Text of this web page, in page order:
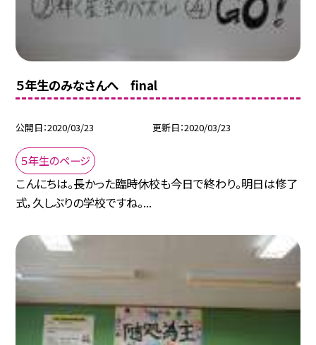
５年生のみなさんへ final
公開日 2020/03/23 更新日 2020/03/23
５年生のページ
こんにちは。長かった臨時休校も今日で終わり。明日は修了
式，久しぶりの学校ですね。...